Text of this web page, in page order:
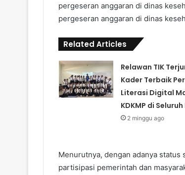
pergeseran anggaran di dinas
pergeseran anggaran di dinas
Related Articles
Relawan TIK
Kader Terbaik
Literasi Digital
KDKMP di
2 minggu ago
Menurutnya, dengan adanya
partisipasi pemerintah dan